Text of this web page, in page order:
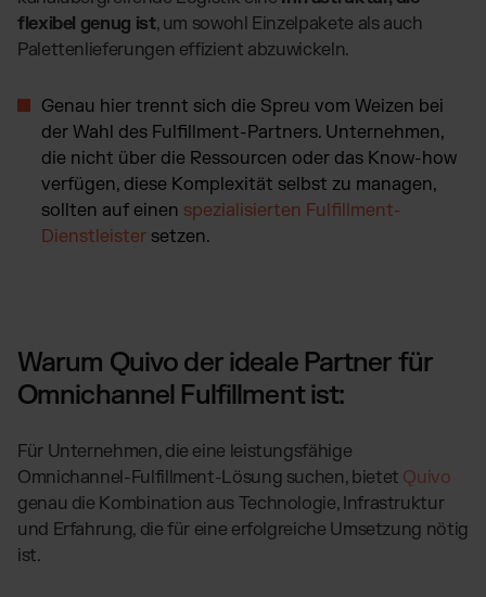
flexibel genug ist, um sowohl Einzelpakete als auch
Palettenlieferungen effizient abzuwickeln.
Genau hier trennt sich die Spreu vom Weizen bei
der Wahl des Fulfillment-Partners. Unternehmen,
die nicht über die Ressourcen oder das Know-how
verfügen, diese Komplexität selbst zu managen,
sollten auf einen spezialisierten Fulfillment-
Dienstleister setzen.
Warum Quivo der ideale Partner für
Omnichannel Fulfillment ist:
Für Unternehmen, die eine leistungsfähige
Omnichannel-Fulfillment-Lösung suchen, bietet Quivo
genau die Kombination aus Technologie, Infrastruktur
und Erfahrung, die für eine erfolgreiche Umsetzung nötig
ist.